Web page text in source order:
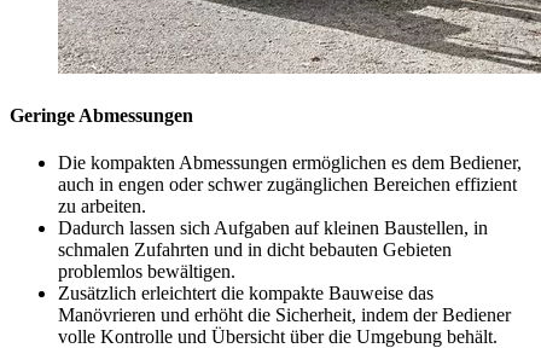
Geringe Abmessungen
Die kompakten Abmessungen ermöglichen es dem Bediener,
auch in engen oder schwer zugänglichen Bereichen effizient
zu arbeiten.
Dadurch lassen sich Aufgaben auf kleinen Baustellen, in
schmalen Zufahrten und in dicht bebauten Gebieten
problemlos bewältigen.
Zusätzlich erleichtert die kompakte Bauweise das
Manövrieren und erhöht die Sicherheit, indem der Bediener
volle Kontrolle und Übersicht über die Umgebung behält.